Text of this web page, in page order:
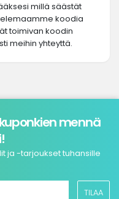
millä säästät
koodia
toimivan koodin
meihin yhteyttä.
mennä
ja -tarjoukset tuhansille
TILAA